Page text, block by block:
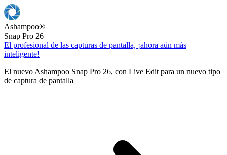
Ashampoo®
Snap Pro 26
El profesional de las capturas de pantalla, ¡ahora aún más
inteligente!
El nuevo Ashampoo Snap Pro 26, con Live Edit para un nuevo tipo
de captura de pantalla